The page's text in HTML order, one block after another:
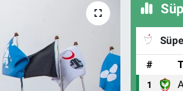
#
1